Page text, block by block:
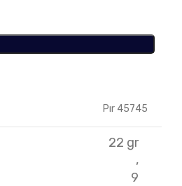
Pır 45745
22 gr
,
9